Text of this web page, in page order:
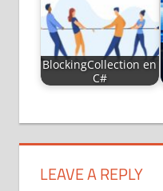
BlockingCollection en
C#
LEAVE A REPLY